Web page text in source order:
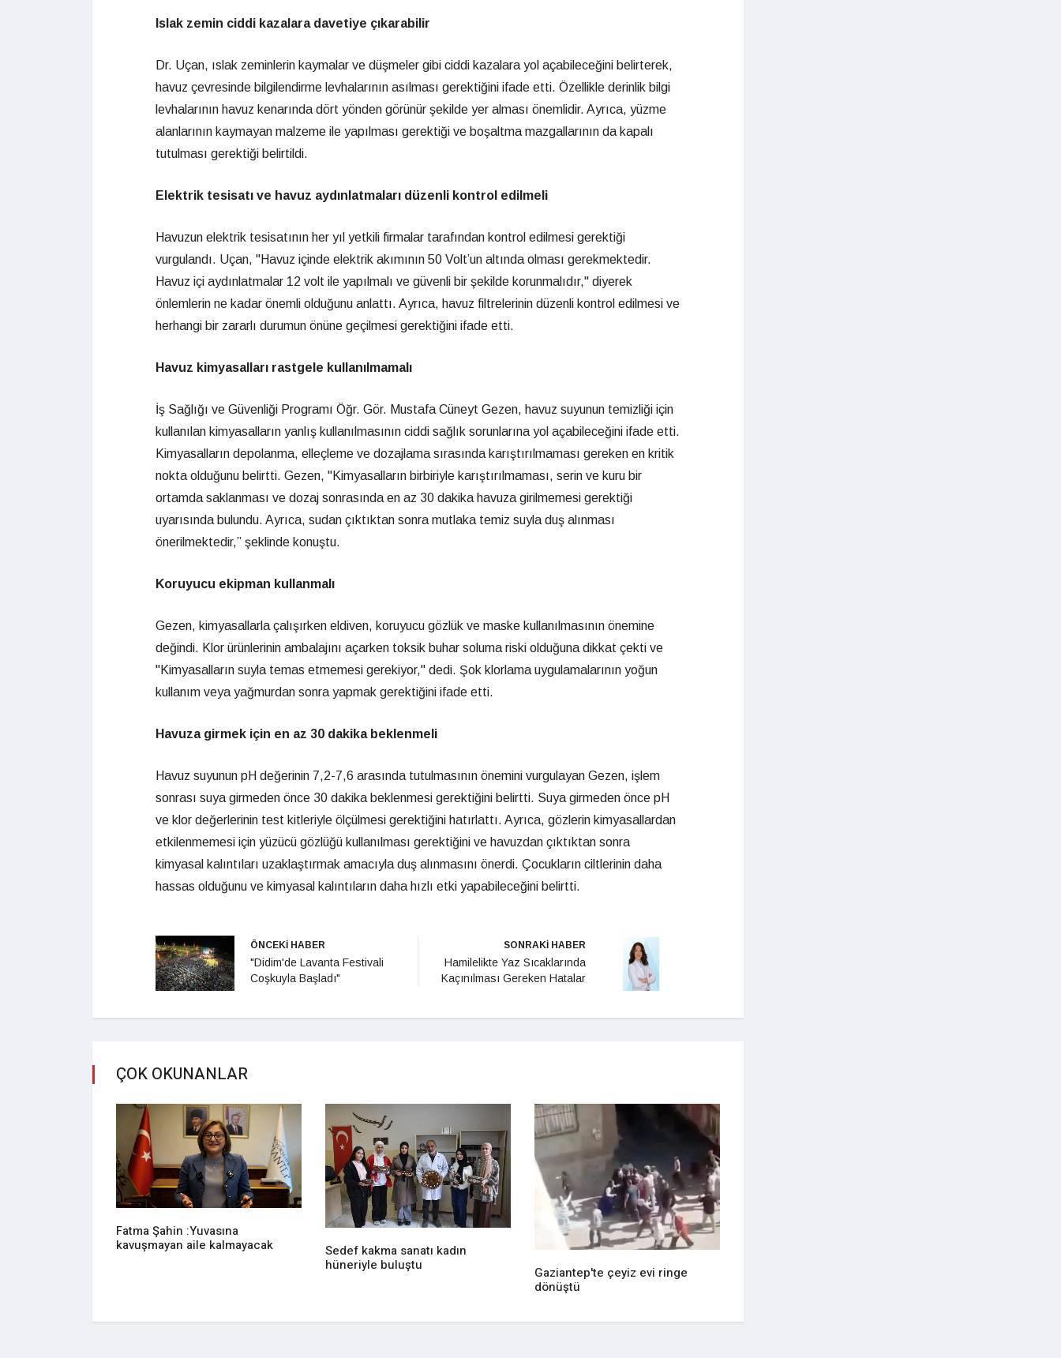
Islak zemin ciddi kazalara davetiye çıkarabilir
Dr. Uçan, ıslak zeminlerin kaymalar ve düşmeler gibi ciddi kazalara yol açabileceğini belirterek,
havuz çevresinde bilgilendirme levhalarının asılması gerektiğini ifade etti. Özellikle derinlik bilgi
levhalarının havuz kenarında dört yönden görünür şekilde yer alması önemlidir. Ayrıca, yüzme
alanlarının kaymayan malzeme ile yapılması gerektiği ve boşaltma mazgallarının da kapalı
tutulması gerektiği belirtildi.
Elektrik tesisatı ve havuz aydınlatmaları düzenli kontrol edilmeli
Havuzun elektrik tesisatının her yıl yetkili firmalar tarafından kontrol edilmesi gerektiği
vurgulandı. Uçan, "Havuz içinde elektrik akımının 50 Volt’un altında olması gerekmektedir.
Havuz içi aydınlatmalar 12 volt ile yapılmalı ve güvenli bir şekilde korunmalıdır," diyerek
önlemlerin ne kadar önemli olduğunu anlattı. Ayrıca, havuz filtrelerinin düzenli kontrol edilmesi ve
herhangi bir zararlı durumun önüne geçilmesi gerektiğini ifade etti.
Havuz kimyasalları rastgele kullanılmamalı
İş Sağlığı ve Güvenliği Programı Öğr. Gör. Mustafa Cüneyt Gezen, havuz suyunun temizliği için
kullanılan kimyasalların yanlış kullanılmasının ciddi sağlık sorunlarına yol açabileceğini ifade etti.
Kimyasalların depolanma, elleçleme ve dozajlama sırasında karıştırılmaması gereken en kritik
nokta olduğunu belirtti. Gezen, "Kimyasalların birbiriyle karıştırılmaması, serin ve kuru bir
ortamda saklanması ve dozaj sonrasında en az 30 dakika havuza girilmemesi gerektiği
uyarısında bulundu. Ayrıca, sudan çıktıktan sonra mutlaka temiz suyla duş alınması
önerilmektedir,” şeklinde konuştu.
Koruyucu ekipman kullanmalı
Gezen, kimyasallarla çalışırken eldiven, koruyucu gözlük ve maske kullanılmasının önemine
değindi. Klor ürünlerinin ambalajını açarken toksik buhar soluma riski olduğuna dikkat çekti ve
"Kimyasalların suyla temas etmemesi gerekiyor," dedi. Şok klorlama uygulamalarının yoğun
kullanım veya yağmurdan sonra yapmak gerektiğini ifade etti.
Havuza girmek için en az 30 dakika beklenmeli
Havuz suyunun pH değerinin 7,2-7,6 arasında tutulmasının önemini vurgulayan Gezen, işlem
sonrası suya girmeden önce 30 dakika beklenmesi gerektiğini belirtti. Suya girmeden önce pH
ve klor değerlerinin test kitleriyle ölçülmesi gerektiğini hatırlattı. Ayrıca, gözlerin kimyasallardan
etkilenmemesi için yüzücü gözlüğü kullanılması gerektiğini ve havuzdan çıktıktan sonra
kimyasal kalıntıları uzaklaştırmak amacıyla duş alınmasını önerdi. Çocukların ciltlerinin daha
hassas olduğunu ve kimyasal kalıntıların daha hızlı etki yapabileceğini belirtti.
ÖNCEKİ HABER
"Didim'de Lavanta Festivali
Coşkuyla Başladı"
SONRAKİ HABER
Hamilelikte Yaz Sıcaklarında
Kaçınılması Gereken Hatalar
ÇOK OKUNANLAR
Fatma Şahin :Yuvasına
kavuşmayan aile kalmayacak
Sedef kakma sanatı kadın
hüneriyle buluştu
Gaziantep'te çeyiz evi ringe
dönüştü